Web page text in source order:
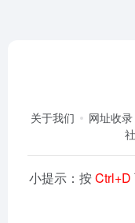
关于我们 网址收录
小提示：按Ctrl+D